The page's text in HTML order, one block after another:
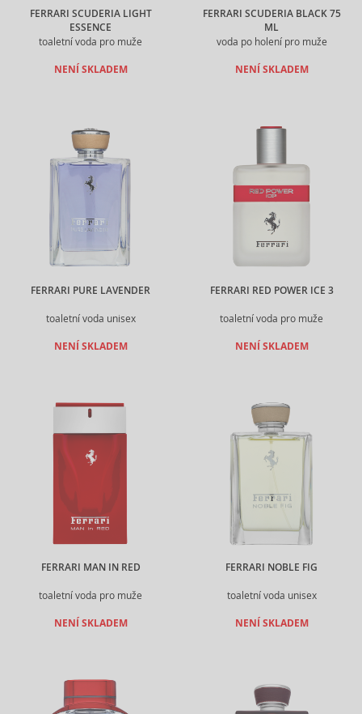
FERRARI SCUDERIA LIGHT
ESSENCE
toaletní voda pro muže
NENÍ SKLADEM
FERRARI SCUDERIA BLACK 75
ML
voda po holení pro muže
NENÍ SKLADEM
FERRARI PURE LAVENDER
toaletní voda unisex
NENÍ SKLADEM
FERRARI RED POWER ICE 3
toaletní voda pro muže
NENÍ SKLADEM
FERRARI MAN IN RED
toaletní voda pro muže
NENÍ SKLADEM
FERRARI NOBLE FIG
toaletní voda unisex
NENÍ SKLADEM